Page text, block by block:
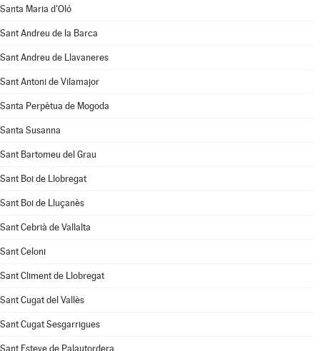
Santa Maria d'Oló
Sant Andreu de la Barca
Sant Andreu de Llavaneres
Sant Antoni de Vilamajor
Santa Perpètua de Mogoda
Santa Susanna
Sant Bartomeu del Grau
Sant Boi de Llobregat
Sant Boi de Lluçanès
Sant Cebrià de Vallalta
Sant Celoni
Sant Climent de Llobregat
Sant Cugat del Vallès
Sant Cugat Sesgarrigues
Sant Esteve de Palautordera